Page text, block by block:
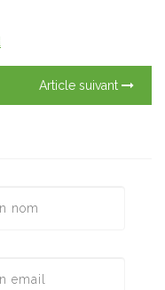
Article suivant